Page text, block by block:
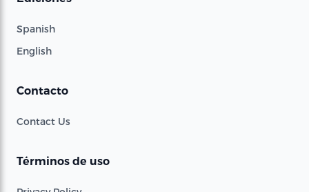
Spanish
English
Contacto
Contact Us
Términos de uso